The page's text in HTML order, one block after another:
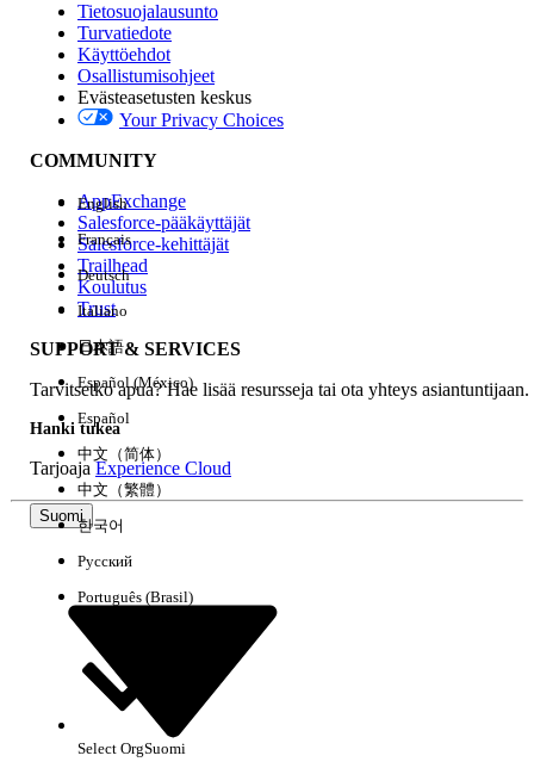
Edition
Kokemus
Tyhjennä kaikki Valmis
Tietosuojalausunto
Turvatiedote
Käyttöehdot
Osallistumisohjeet
Evästeasetusten keskus
Your Privacy Choices
COMMUNITY
AppExchange
Salesforce-pääkäyttäjät
Salesforce-kehittäjät
Trailhead
Koulutus
Trust
SUPPORT & SERVICES
Tarvitsetko apua? Hae lisää resursseja tai ota yhteys asiantuntijaan.
Hanki tukea
TarjoajaExperience Cloud
Suomi
English
Français
Deutsch
Italiano
日本語
Español (México)
Español
中文（简体）
中文（繁體）
한국어
Русский
Português (Brasil)
Select OrgSuomi